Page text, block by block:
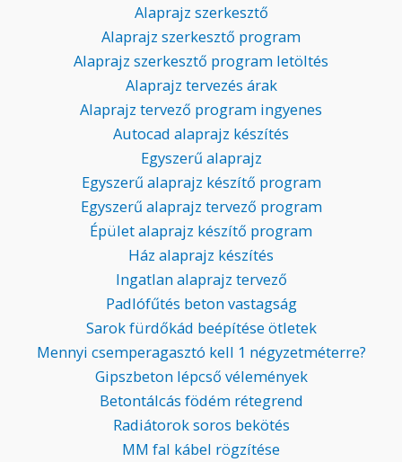
Alaprajz szerkesztő
Alaprajz szerkesztő program
Alaprajz szerkesztő program letöltés
Alaprajz tervezés árak
Alaprajz tervező program ingyenes
Autocad alaprajz készítés
Egyszerű alaprajz
Egyszerű alaprajz készítő program
Egyszerű alaprajz tervező program
Épület alaprajz készítő program
Ház alaprajz készítés
Ingatlan alaprajz tervező
Padlófűtés beton vastagság
Sarok fürdőkád beépítése ötletek
Mennyi csemperagasztó kell 1 négyzetméterre?
Gipszbeton lépcső vélemények
Betontálcás födém rétegrend
Radiátorok soros bekötés
MM fal kábel rögzítése